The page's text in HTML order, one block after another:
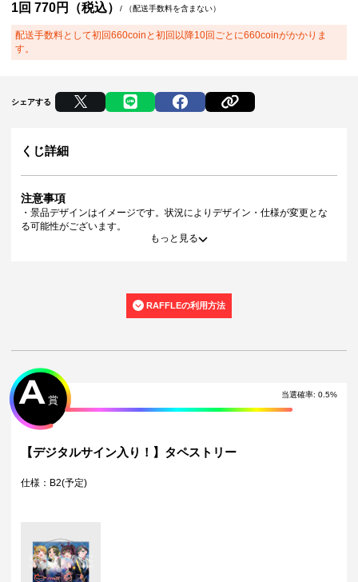
1回 770円（税込）/ （配送手数料を含まない）
配送手数料として初回660coinと初回以降10回ごとに660coinがかかりま
す。
シェアする
くじ詳細
注意事項
・景品デザインはイメージです。状況によりデザイン・仕様が変更とな
る可能性がございます。
・景品の種類または景品デザインによってサイズが異なる場合がござい
・景品の配送完了から1ヶ月経過後にお問合せいただいた景品の不備、未
到着に関する対応は原則いたしかねます。
・本サービスで獲得された景品をオークション等へ出品する行為、その
・本サービスで使用している画像は、出品者が著作権を有しておりま
・当選権利は当選者ご本人のみ有効となります。当選権利の譲渡、オー
クション等への出品、その他営利目的での転売は禁止しております。
・製造に伴い発生した製品イメージを大きく損なわない程度の微細なキ
ズ・縫製・糸くずなどに関しましては交換対象外となります。
・弊社サイト以外で景品を購入された場合、弊社は一切責任を負いませ
ん。
・一部の景品は希望景品の選択や希望の宛名を入力（オプション登録）
景品や宛名以外でのお届けとなる可能性がございます。
た配送となる場合がございます。
・弊社指定の配送業者から発送させていただくため、配送業者および配
送方法はお選びいただくことができません。
もっと見る
RAFFLEの利用方法
当選確率: 0.5%
A 賞
【デジタルサイン入り！】タペストリー
仕様：B2(予定)